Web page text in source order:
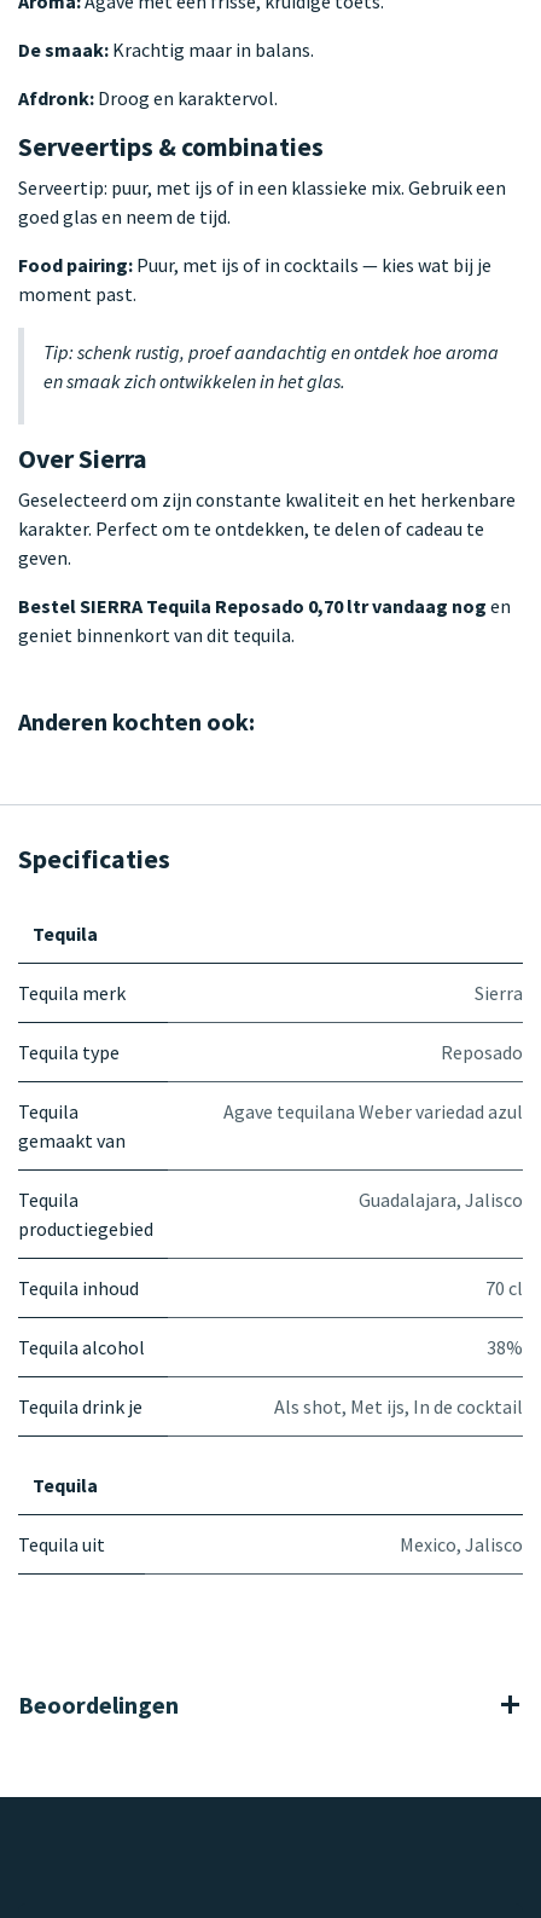
De smaak: Krachtig maar in balans.
Afdronk: Droog en karaktervol.
Serveertips & combinaties
Serveertip: puur, met ijs of in een klassieke mix. Gebruik een
goed glas en neem de tijd.
Food pairing: Puur, met ijs of in cocktails — kies wat bij je
moment past.
Tip: schenk rustig, proef aandachtig en ontdek hoe aroma
en smaak zich ontwikkelen in het glas.
Over Sierra
Geselecteerd om zijn constante kwaliteit en het herkenbare
karakter. Perfect om te ontdekken, te delen of cadeau te
geven.
Bestel SIERRA Tequila Reposado 0,70 ltr vandaag nog en
geniet binnenkort van dit tequila.
Anderen kochten ook:
Specificaties
Tequila
Tequila merk Sierra
Tequila type Reposado
Tequila
gemaakt van
Agave tequilana Weber variedad azul
Tequila
productiegebied
Guadalajara, Jalisco
Tequila inhoud 70 cl
Tequila alcohol 38%
Tequila drink je Als shot, Met ijs, In de cocktail
Tequila
Tequila uit Mexico, Jalisco
Beoordelingen